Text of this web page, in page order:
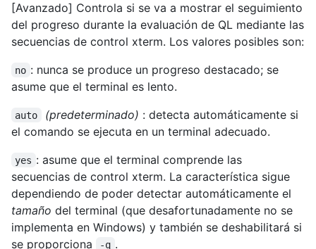
[Avanzado] Controla si se va a mostrar el seguimiento
del progreso durante la evaluación de QL mediante las
secuencias de control xterm. Los valores posibles son:
no : nunca se produce un progreso destacado; se
asume que el terminal es lento.
auto (predeterminado) : detecta automáticamente si
el comando se ejecuta en un terminal adecuado.
yes : asume que el terminal comprende las
secuencias de control xterm. La característica sigue
dependiendo de poder detectar automáticamente el
tamaño del terminal (que desafortunadamente no se
implementa en Windows) y también se deshabilitará si
se proporciona
-q .